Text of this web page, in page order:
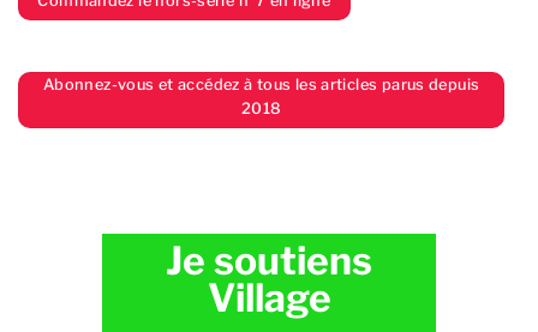
Abonnez-vous et accédez à tous les articles parus depuis
2018
Je soutiens
Village